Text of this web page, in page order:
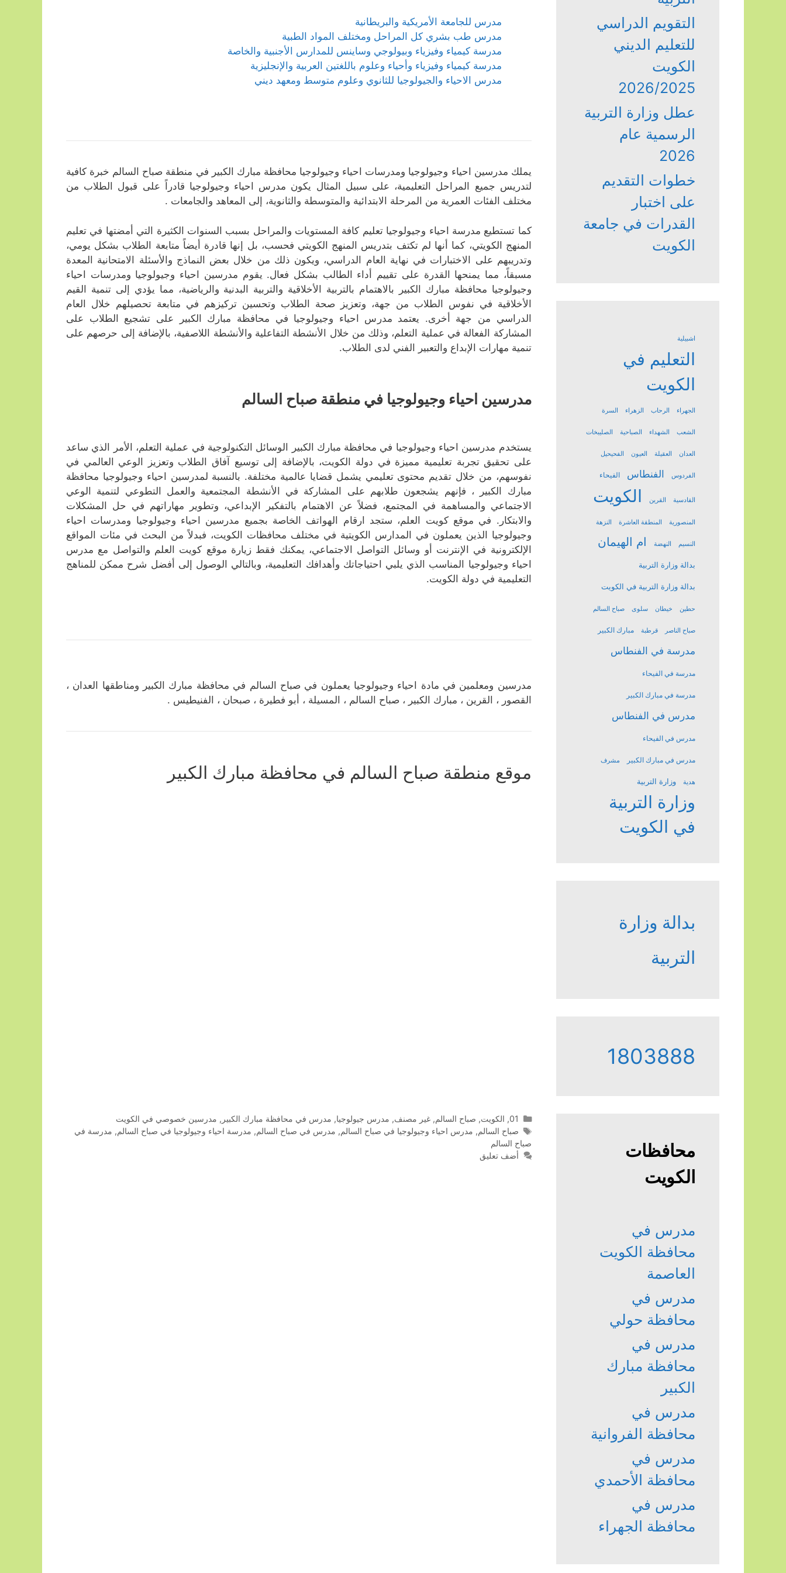
مدرس للجامعة الأمريكية والبريطانية
مدرس طب بشري كل المراحل ومختلف المواد الطبية
مدرسة كيمياء وفيزياء وبيولوجي وساينس للمدارس الأجنبية والخاصة
مدرسة كيمياء وفيزياء وأحياء وعلوم باللغتين العربية والإنجليزية
مدرس الاحياء والجيولوجيا للثانوي وعلوم متوسط ومعهد ديني
يملك مدرسين احياء وجيولوجيا ومدرسات احياء وجيولوجيا محافظة مبارك الكبير في منطقة صباح السالم خبرة كافية
لتدريس جميع المراحل التعليمية، على سبيل المثال يكون مدرس احياء وجيولوجيا قادراً على قبول الطلاب من
مختلف الفئات العمرية من المرحلة الابتدائية والمتوسطة والثانوية، إلى المعاهد والجامعات .
كما تستطيع مدرسة احياء وجيولوجيا تعليم كافة المستويات والمراحل بسبب السنوات الكثيرة التي أمضتها في تعليم
المنهج الكويتي، كما أنها لم تكتف بتدريس المنهج الكويتي فحسب، بل إنها قادرة أيضاً متابعة الطلاب بشكل يومي،
وتدريبهم على الاختبارات في نهاية العام الدراسي، ويكون ذلك من خلال بعض النماذج والأسئلة الامتحانية المعدة
مسبقاً، مما يمنحها القدرة على تقييم أداء الطالب بشكل فعال. يقوم مدرسين احياء وجيولوجيا ومدرسات احياء
وجيولوجيا محافظة مبارك الكبير بالاهتمام بالتربية الأخلاقية والتربية البدنية والرياضية، مما يؤدي إلى تنمية القيم
الأخلاقية في نفوس الطلاب من جهة، وتعزيز صحة الطلاب وتحسين تركيزهم في متابعة تحصيلهم خلال العام
الدراسي من جهة أخرى. يعتمد مدرس احياء وجيولوجيا في محافظة مبارك الكبير على تشجيع الطلاب على
المشاركة الفعالة في عملية التعلم، وذلك من خلال الأنشطة التفاعلية والأنشطة اللاصفية، بالإضافة إلى حرصهم على
تنمية مهارات الإبداع والتعبير الفني لدى الطلاب.
مدرسين احياء وجيولوجيا في منطقة صباح السالم
يستخدم مدرسين احياء وجيولوجيا في محافظة مبارك الكبير الوسائل التكنولوجية في عملية التعلم، الأمر الذي ساعد
على تحقيق تجربة تعليمية مميزة في دولة الكويت، بالإضافة إلى توسيع آفاق الطلاب وتعزيز الوعي العالمي في
نفوسهم، من خلال تقديم محتوى تعليمي يشمل قضايا عالمية مختلفة. بالنسبة لمدرسين احياء وجيولوجيا محافظة
مبارك الكبير ، فإنهم يشجعون طلابهم على المشاركة في الأنشطة المجتمعية والعمل التطوعي لتنمية الوعي
الاجتماعي والمساهمة في المجتمع، فضلاً عن الاهتمام بالتفكير الإبداعي، وتطوير مهاراتهم في حل المشكلات
والابتكار. في موقع كويت العلم، ستجد ارقام الهواتف الخاصة بجميع مدرسين احياء وجيولوجيا ومدرسات احياء
وجيولوجيا الذين يعملون في المدارس الكويتية في مختلف محافظات الكويت، فبدلاً من البحث في مئات المواقع
الإلكترونية في الإنترنت أو وسائل التواصل الاجتماعي، يمكنك فقط زيارة موقع كويت العلم والتواصل مع مدرس
احياء وجيولوجيا المناسب الذي يلبي احتياجاتك وأهدافك التعليمية، وبالتالي الوصول إلى أفضل شرح ممكن للمناهج
التعليمية في دولة الكويت.
مدرسين ومعلمين في مادة احياء وجيولوجيا يعملون في صباح السالم في محافظة مبارك الكبير ومناطقها العدان ،
القصور ، القرين ، مبارك الكبير ، صباح السالم ، المسيلة ، أبو فطيرة ، صبحان ، الفنيطيس .
موقع منطقة صباح السالم في محافظة مبارك الكبير
التصنيفات
01
, الكويت, صباح السالم, غير مصنف, مدرس جيولوجيا, مدرس في محافظة مبارك الكبير , مدرسين خصوصي في الكويت
الوسوم
صباح السالم, مدرس احياء وجيولوجيا في صباح السالم, مدرس في صباح السالم, مدرسة احياء وجيولوجيا في صباح السالم, مدرسة في
صباح السالم
أضف تعليق
التقويم الدراسي
للتعليم الديني
الكويت
2026/2025
عطل وزارة التربية
الرسمية عام
2026
خطوات التقديم
على اختبار
القدرات في جامعة
الكويت
اشبيلية
التعليم في
الكويت
الجهراء الرحاب الزهراء السرة
الشعب الشهداء الصباحية الصليبخات
العدان العقيلة العيون الفحيحيل
الفردوس الفنطاس الفيحاء
القادسية القرين الكويت
المنصورية المنطقة العاشرة النزهة
النسيم النهضة ام الهيمان
بدالة وزارة التربية
بدالة وزارة التربية في الكويت
حطين خيطان سلوى صباح السالم
صباح الناصر قرطبة مبارك الكبير
مدرسة في الفنطاس
مدرسة في الفيحاء
مدرسة في مبارك الكبير
مدرس في الفنطاس
مدرس في الفيحاء
مدرس في مبارك الكبير مشرف
هدية وزارة التربية
وزارة التربية
في الكويت
بدالة وزارة
التربية
1803888
محافظات
الكويت
مدرس في
محافظة الكويت
العاصمة
مدرس في
محافظة حولي
مدرس في
محافظة مبارك
الكبير
مدرس في
محافظة الفروانية
مدرس في
محافظة الأحمدي
مدرس في
محافظة الجهراء